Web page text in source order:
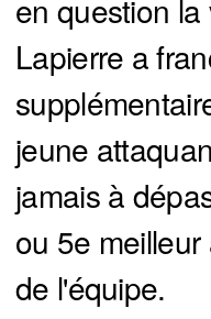
en question
Lapierre a
jeune
jamais à
ou 5e
de l'équipe.